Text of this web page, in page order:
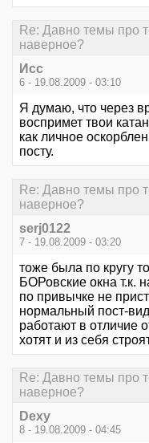
Re: Давно темы про
наверное?
Исс
6 - 19.08.2009 - 03:10
Я думаю, что через
воспримет твои
как личное
посту.
Re: Давно темы про
наверное?
serj0122
7 - 19.08.2009 - 03:20
тоже была по кругу
БОРовские окна т.к.
по привычке не
нормальный пост-
работают в
хотят и из себя
Re: Давно темы про
наверное?
Dexy
8 - 19.08.2009 - 04:45